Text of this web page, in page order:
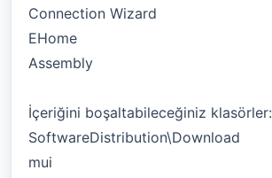
Connection Wizard
EHome
Assembly
İçeriğini boşaltabileceğiniz klasörler:
SoftwareDistribution\Download
mui